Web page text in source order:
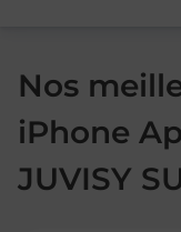
Nos
iPhone
JUVISY